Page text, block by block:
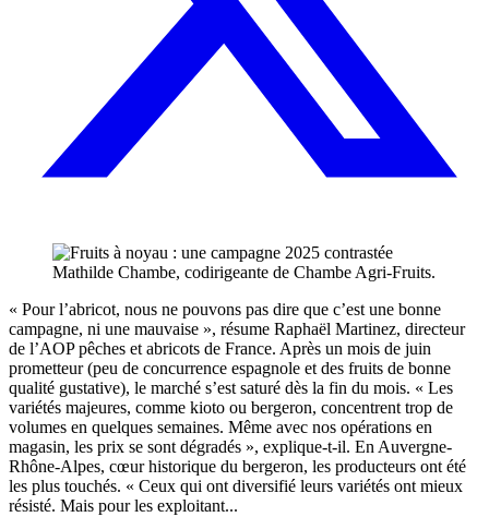
Mathilde Chambe, codirigeante de Chambe Agri-Fruits.
« Pour l’abricot, nous ne pouvons pas dire que c’est une bonne
campagne, ni une mauvaise », résume Raphaël Martinez, directeur
de l’AOP pêches et abricots de France. Après un mois de juin
prometteur (peu de concurrence espagnole et des fruits de bonne
qualité gustative), le marché s’est saturé dès la fin du mois. « Les
variétés majeures, comme kioto ou bergeron, concentrent trop de
volumes en quelques semaines. Même avec nos opérations en
magasin, les prix se sont dégradés », explique-t-il. En Auvergne-
Rhône-Alpes, cœur historique du bergeron, les producteurs ont été
les plus touchés. « Ceux qui ont diversifié leurs variétés ont mieux
résisté. Mais pour les exploitant...